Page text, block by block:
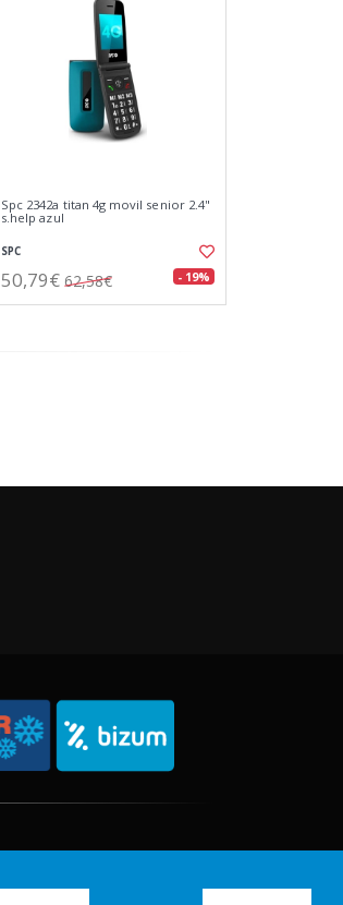
Spc 2342a titan 4g movil senior 2.4"
s.help azul
SPC
50,79€ 62,58€ - 19%